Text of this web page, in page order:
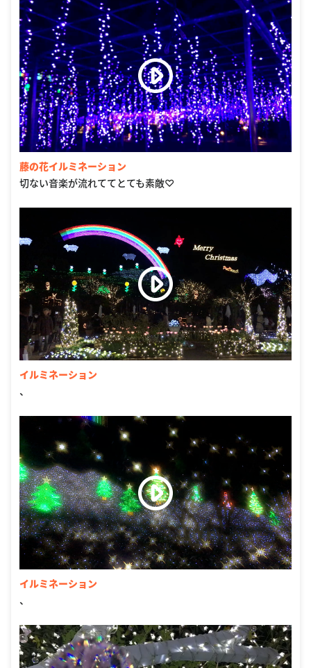
藤の花イルミネーション
切ない音楽が流れててとても素敵♡
イルミネーション
、
イルミネーション
、